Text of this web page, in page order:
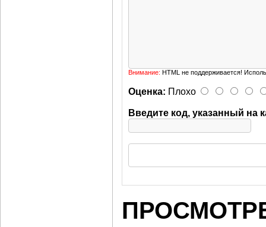
Внимание: HTML не поддерживается!
Оценка: Плохо
Введите код, указанный на